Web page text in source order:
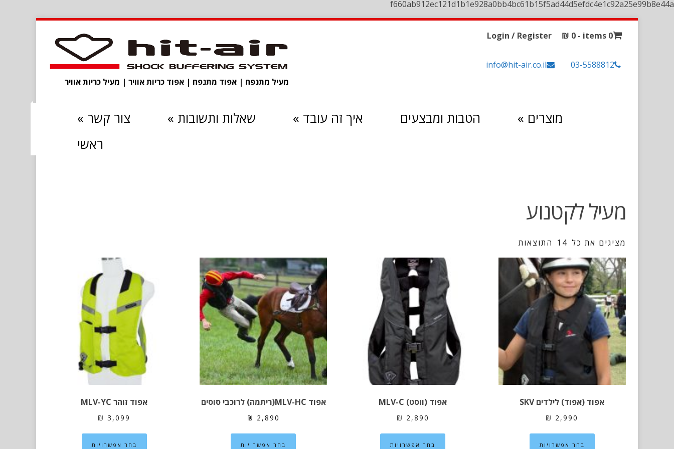
f660ab912ec121d1b1e928a0bb4bc61b15f5ad44d5efdc4e1c92a25e99b8e44a
מעיל מתנפח | אפוד מתנפח | אפוד כריות אוויר | מעיל כריות אוויר
0 items -
₪ 0
Login / Register
03-5588812
info@hit-air.co.il
צור קשר » שאלות ותשובות » איך זה עובד » הטבות ומבצעים מוצרים »
ראשי
מעיל לקטנוע
מציגים את כל ⁦14⁩ התוצאות
אפוד (אפוד) לילדים SKV
₪ 2,990
בחר אפשרויות
למוצר
אפוד (ווסט) MLV-C
₪ 2,890
בחר אפשרויות
למוצר
אפוד MLV-HC(ריתמה) לרוכבי סוסים
₪ 2,890
בחר אפשרויות
למוצר
אפוד זוהר MLV-YC
₪ 3,099
בחר אפשרויות
למוצר